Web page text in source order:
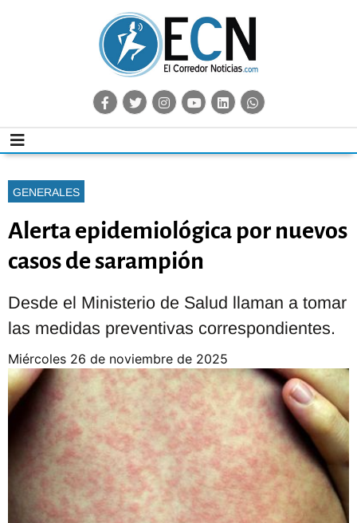
GENERALES
Alerta epidemiológica por nuevos
casos de sarampión
Desde el Ministerio de Salud llaman a tomar
las medidas preventivas correspondientes.
miércoles 26 de noviembre de 2025